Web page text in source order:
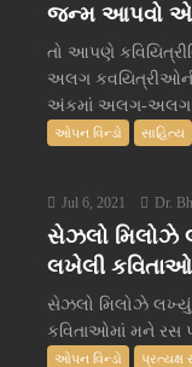
જન્મ આપવો એ
તો આપણે
અલગ
અંકમાં અલગ-અલગ
ઓપન વિન્ડો સાહિત્ય
Jul 6, 2021 Dr.
સેઝલો મિલોઝે
લખેલી
સેઝલો મિલોઝે
કવિતાઓમાં મને રસ
ઓપન વિન્ડો પ્રત્યક્ષ